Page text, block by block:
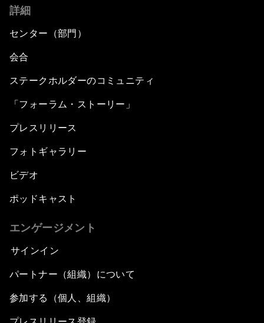
詳細
センター（部門）
会合
ステークホルダーのコミュニティ
「フォーラム・ストーリー」
プレスリリース
フォトギャラリー
ビデオ
ポッドキャスト
エンゲージメント
サインイン
パートナー（組織）について
参加する（個人、組織）